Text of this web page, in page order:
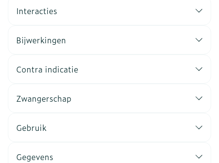
Interacties
Bijwerkingen
Contra indicatie
Zwangerschap
Gebruik
Gegevens